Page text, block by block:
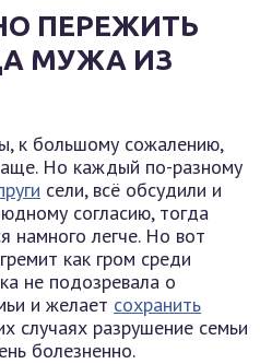
ПЕРЕЖИТЬ
МУЖА ИЗ
к большому сожалению,
Но каждый по-разному
сели, всё обсудили и
согласию, тогда
намного легче. Но вот
как гром среди
не подозревала о
и желает сохранить
случаях разрушение семьи
болезненно.